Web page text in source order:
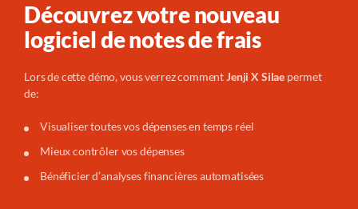
Découvrez votre nouveau
logiciel de notes de frais
Lors de cette démo, vous verrez commentJenji X Silae permet
de:
Visualiser toutes vos dépenses en temps réel
Mieux contrôler vos dépenses
Bénéficier d’analyses financières automatisées